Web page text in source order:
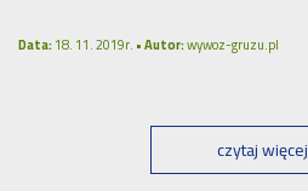
Data:18. 11. 2019r. •Autor:wywoz-gruzu.pl
czytaj więcej